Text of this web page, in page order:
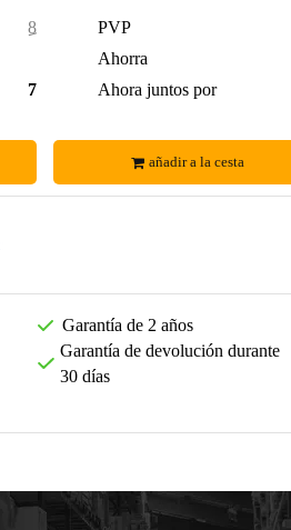
81,00 €
78,00 €
PVP
Ahorra
Ahora juntos por
añadir a la cesta
Garantía de 2 años
Garantía de devolución durante
30 días